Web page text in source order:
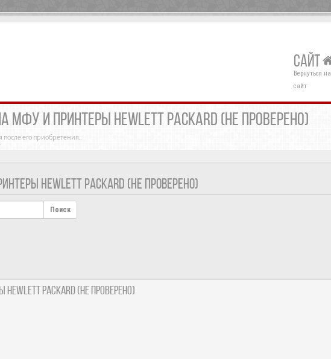
САЙТ
Вернуться на
сайт
И ПРИНТЕРЫ HEWLETT PACKARD (НЕ ПРОВЕРЕНО)
его приобретения.
HEWLETT PACKARD (НЕ ПРОВЕРЕНО)
Поиск
Hewlett Packard (не проверено)